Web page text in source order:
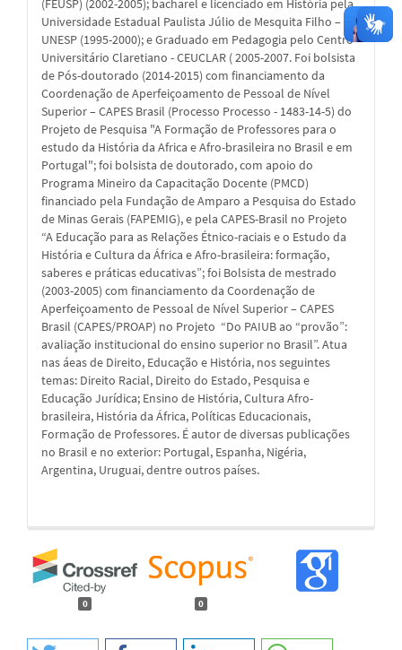
Universidade Estadual Paulista Júlio de Mesquita Filho –
UNESP (1995-2000); e Graduado em Pedagogia pelo Centro
Universitário Claretiano - CEUCLAR ( 2005-2007. Foi bolsista
de Pós-doutorado (2014-2015) com financiamento da
Coordenação de Aperfeiçoamento de Pessoal de Nível
Superior – CAPES Brasil (Processo Processo - 1483-14-5) do
Projeto de Pesquisa "A Formação de Professores para o
estudo da História da Africa e Afro-brasileira no Brasil e em
Portugal"; foi bolsista de doutorado, com apoio do
Programa Mineiro da Capacitação Docente (PMCD)
financiado pela Fundação de Amparo a Pesquisa do Estado
de Minas Gerais (FAPEMIG), e pela CAPES-Brasil no Projeto
“A Educação para as Relações Étnico-raciais e o Estudo da
História e Cultura da África e Afro-brasileira: formação,
saberes e práticas educativas”; foi Bolsista de mestrado
(2003-2005) com financiamento da Coordenação de
Aperfeiçoamento de Pessoal de Nível Superior – CAPES
Brasil (CAPES/PROAP) no Projeto “Do PAIUB ao “provão”:
avaliação institucional do ensino superior no Brasil”. Atua
nas áeas de Direito, Educação e História, nos seguintes
temas: Direito Racial, Direito do Estado, Pesquisa e
Educação Jurídica; Ensino de História, Cultura Afro-
brasileira, História da África, Políticas Educacionais,
Formação de Professores. É autor de diversas publicações
no Brasil e no exterior: Portugal, Espanha, Nigéria,
Argentina, Uruguai, dentre outros países.
0 0